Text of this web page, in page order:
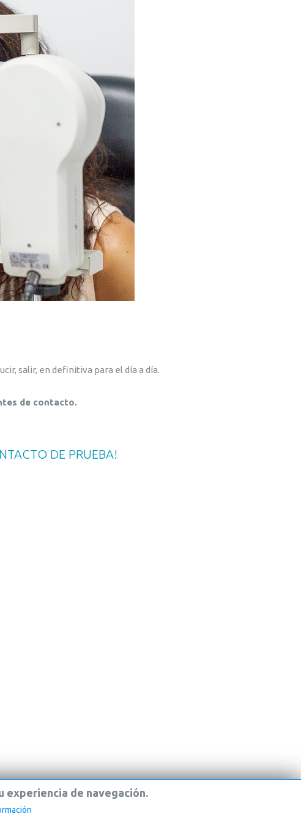
salir, en definitiva para el día a día.
de contacto.
DE PRUEBA!
experiencia de navegación.